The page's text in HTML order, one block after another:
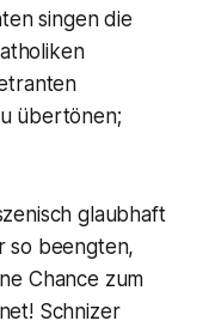
singen die
übertönen;
glaubhaft
so beengten,
Chance zum
Schnizer